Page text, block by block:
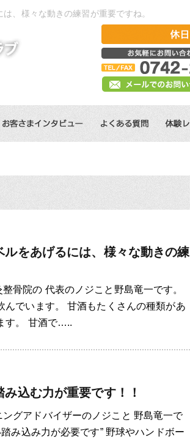
、様々な動きの練習が重要ですね。
をあげるには、様々な動きの練
骨院の 代表のノジこと野島竜一です。
でいます。 甘酒もたくさんの種類があ
す。 甘酒で…..
込む力が重要です！！
グアドバイザーのノジこと 野島竜一で
み込み力が必要です” 野球やハンドボー